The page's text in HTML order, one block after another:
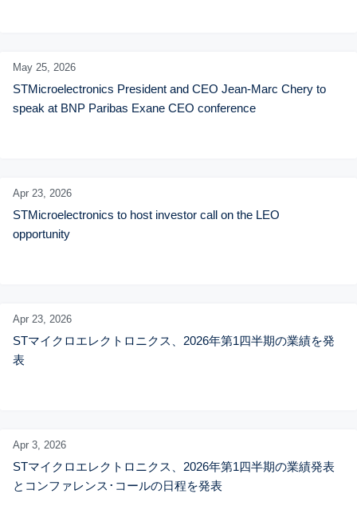
May 25, 2026
STMicroelectronics President and CEO Jean-Marc Chery to
speak at BNP Paribas Exane CEO conference
Apr 23, 2026
STMicroelectronics to host investor call on the LEO
opportunity
Apr 23, 2026
STマイクロエレクトロニクス、2026年第1四半期の業績を発
表
Apr 3, 2026
STマイクロエレクトロニクス、2026年第1四半期の業績発表
とコンファレンス･コールの日程を発表